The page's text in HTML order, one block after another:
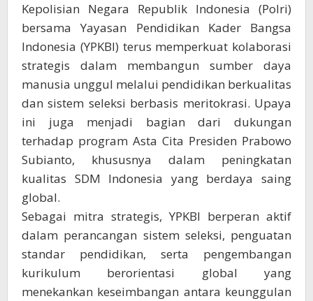
Kepolisian Negara Republik Indonesia (Polri)
bersama Yayasan Pendidikan Kader Bangsa
Indonesia (YPKBI) terus memperkuat kolaborasi
strategis dalam membangun sumber daya
manusia unggul melalui pendidikan berkualitas
dan sistem seleksi berbasis meritokrasi. Upaya
ini juga menjadi bagian dari dukungan
terhadap program Asta Cita Presiden Prabowo
Subianto, khususnya dalam peningkatan
kualitas SDM Indonesia yang berdaya saing
global.
Sebagai mitra strategis, YPKBI berperan aktif
dalam perancangan sistem seleksi, penguatan
standar pendidikan, serta pengembangan
kurikulum berorientasi global yang
menekankan keseimbangan antara keunggulan